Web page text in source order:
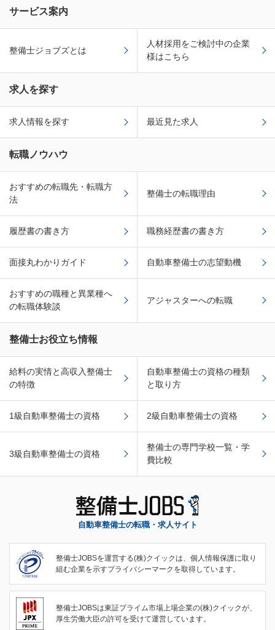
サービス案内
整備士ジョブズとは
人材採用をご検討中の企業
様はこちら
求人を探す
求人情報を探す 最近見た求人
転職ノウハウ
おすすめの転職先・転職方
法
整備士の転職理由
履歴書の書き方 職務経歴書の書き方
面接丸わかりガイド 自動車整備士の志望動機
おすすめの職種と異業種へ
の転職体験談
アジャスターへの転職
整備士お役立ち情報
給料の実情と高収入整備士
の特徴
自動車整備士の資格の種類
と取り方
1級自動車整備士の資格 2級自動車整備士の資格
3級自動車整備士の資格
整備士の専門学校一覧・学
費比較
自動車整備士の転職・求人サイト
整備士JOBSを運営する(株)クイックは、個人情報保護に取り
組む企業を示すプライバシーマークを取得しています。
整備士JOBSは東証プライム市場上場企業の(株)クイックが、
厚生労働大臣の許可を受けて運営しています。